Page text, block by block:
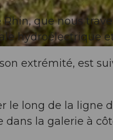
que nous
hydroélectrique
extrémité, est
le long de la ligne
dans la galerie à